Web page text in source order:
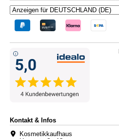
Kontakt & Infos
Kosmetikkaufhaus